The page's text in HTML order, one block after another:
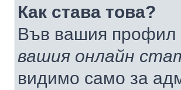
Как става това?
Във вашия профил
вашия онлайн
видимо само за